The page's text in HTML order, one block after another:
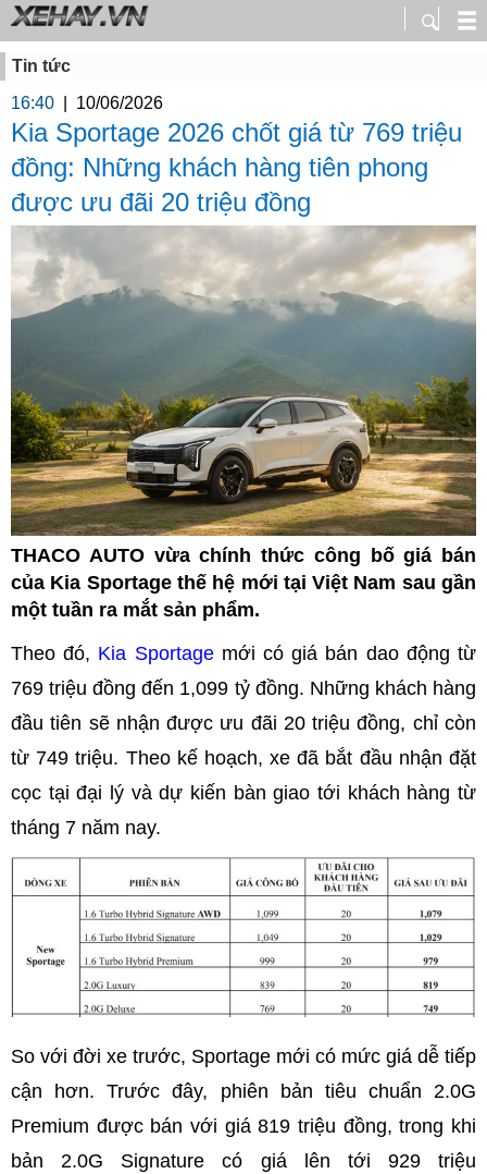
Tin tức
16:40
10/06/2026
Kia Sportage 2026 chốt giá từ 769 triệu
đồng: Những khách hàng tiên phong
được ưu đãi 20 triệu đồng
THACO AUTO vừa chính thức công bố giá bán
của Kia Sportage thế hệ mới tại Việt Nam sau gần
một tuần ra mắt sản phẩm.
Theo đó, Kia Sportagemới có giá bán dao động từ
769 triệu đồng đến 1,099 tỷ đồng. Những khách hàng
đầu tiên sẽ nhận được ưu đãi 20 triệu đồng, chỉ còn
từ 749 triệu. Theo kế hoạch, xe đã bắt đầu nhận đặt
cọc tại đại lý và dự kiến bàn giao tới khách hàng từ
tháng 7 năm nay.
So với đời xe trước, Sportage mới có mức giá dễ tiếp
cận hơn. Trước đây, phiên bản tiêu chuẩn 2.0G
Premium được bán với giá 819 triệu đồng, trong khi
bản 2.0G Signature có giá lên tới 929 triệu